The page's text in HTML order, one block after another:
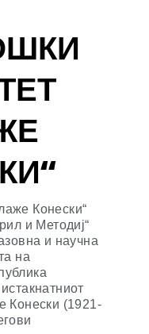
Конески“
и Методиј“
и научна
на
Конески (1921-